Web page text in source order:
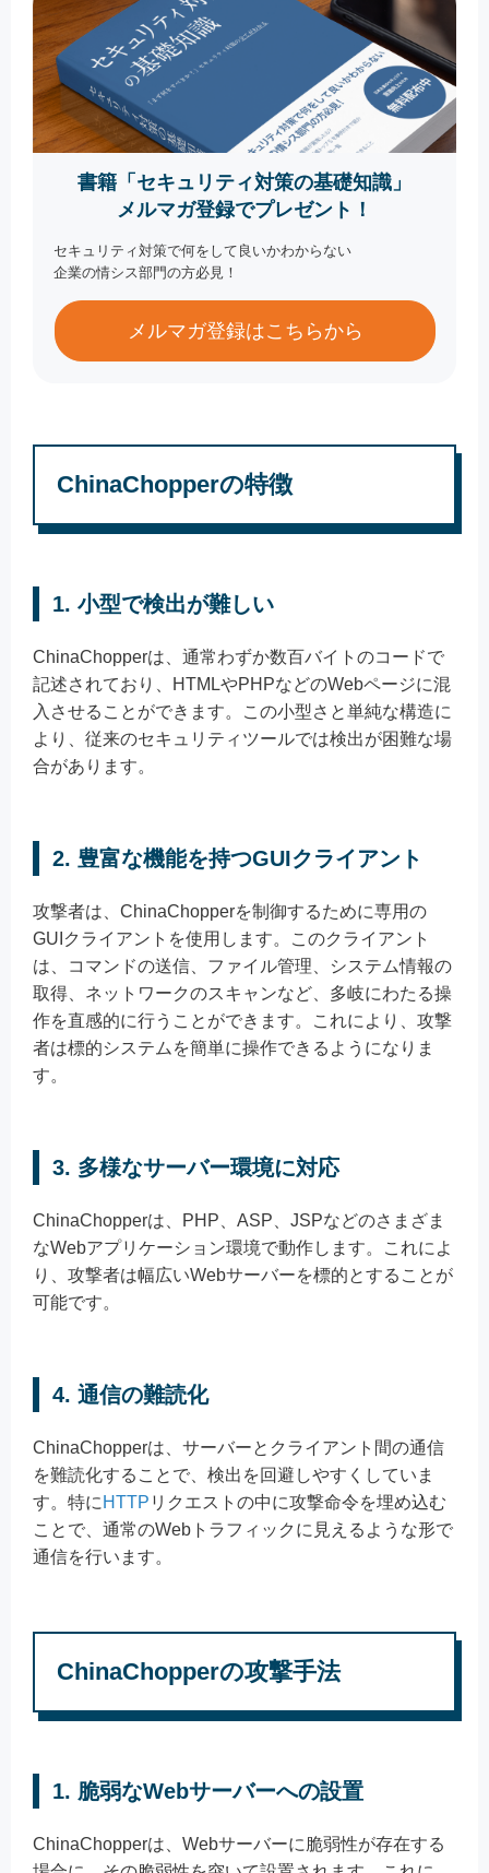
書籍「セキュリティ対策の基礎知識」
メルマガ登録でプレゼント！
セキュリティ対策で何をして良いかわからない
企業の情シス部門の方必見！
メルマガ登録はこちらから
ChinaChopperの特徴
1. 小型で検出が難しい
ChinaChopperは、通常わずか数百バイトのコードで
記述されており、HTMLやPHPなどのWebページに混
入させることができます。この小型さと単純な構造に
より、従来のセキュリティツールでは検出が困難な場
合があります。
2. 豊富な機能を持つGUIクライアント
攻撃者は、ChinaChopperを制御するために専用の
GUIクライアントを使用します。このクライアント
は、コマンドの送信、ファイル管理、システム情報の
取得、ネットワークのスキャンなど、多岐にわたる操
作を直感的に行うことができます。これにより、攻撃
者は標的システムを簡単に操作できるようになりま
す。
3. 多様なサーバー環境に対応
ChinaChopperは、PHP、ASP、JSPなどのさまざま
なWebアプリケーション環境で動作します。これによ
り、攻撃者は幅広いWebサーバーを標的とすることが
可能です。
4. 通信の難読化
ChinaChopperは、サーバーとクライアント間の通信
を難読化することで、検出を回避しやすくしていま
す。特に HTTP リクエストの中に攻撃命令を埋め込む
ことで、通常のWebトラフィックに見えるような形で
通信を行います。
ChinaChopperの攻撃手法
1. 脆弱なWebサーバーへの設置
ChinaChopperは、Webサーバーに脆弱性が存在する